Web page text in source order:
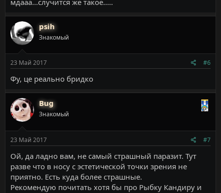
psih
Знакомый
23 Май 2017 #6
Фу, це реально бридко
Bug
Знакомый
23 Май 2017 #7
Ой, да ладно вам, не самый страшный паразит. Тут
разве что в носу с эстетической точки зрения не
приятно. Есть куда более страшные.
Рекомендую почитать хотя бы про Рыбку Кандиру и